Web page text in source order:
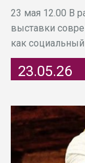
23 мая 12.00 В
выставки
как
23.05.26